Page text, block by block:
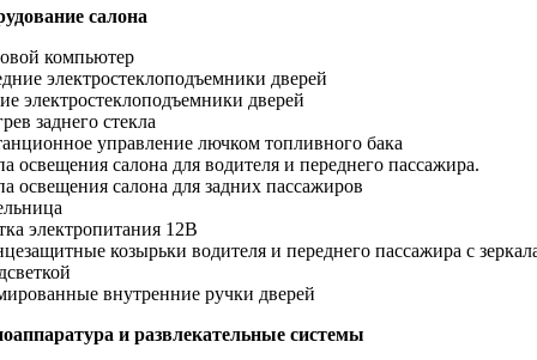
салона
компьютер
электростеклоподъемники дверей
электростеклоподъемники дверей
заднего стекла
управление лючком топливного бака
освещения салона для водителя и переднего пассажира.
освещения салона для задних пассажиров
электропитания 12B
козырьки водителя и переднего пассажира с
внутренние ручки дверей
и развлекательные системы